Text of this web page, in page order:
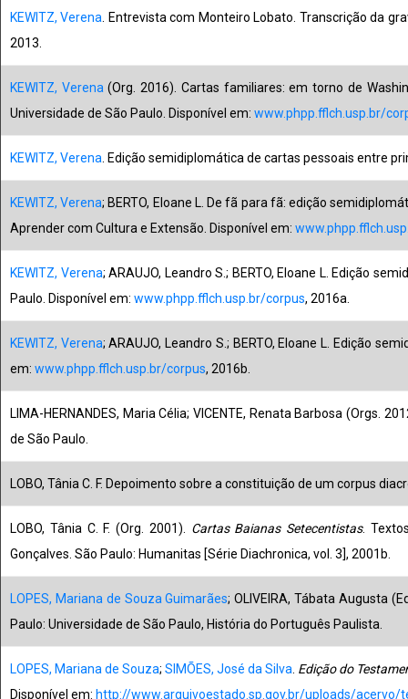
KEWITZ, Verena. Entrevista com Monteiro Lobato. Transcrição da
2013.
KEWITZ, Verena(Org. 2016). Cartas familiares: em torno de
Universidade de São Paulo. Disponível em: www.phpp.fflch.usp.br/
KEWITZ, Verena. Edição semidiplomática de cartas pessoais entre
KEWITZ, Verena; BERTO, Eloane L. De fã para fã: edição
Aprender com Cultura e Extensão. Disponível em:
KEWITZ, Verena; ARAUJO, Leandro S.; BERTO, Eloane L. Edição
Paulo. Disponível em: www.phpp.fflch.usp.br/corpus, 2016a.
KEWITZ, Verena; ARAUJO, Leandro S.; BERTO, Eloane L. Edição
em: www.phpp.fflch.usp.br/corpus, 2016b.
LIMA-HERNANDES, Maria Célia; VICENTE, Renata Barbosa (Orgs.
de São Paulo.
LOBO, Tânia C. F. Depoimento sobre a constituição de um corpus
LOBO, Tânia C. F. (Org. 2001). Cartas Baianas Setecentistas.
Gonçalves. São Paulo: Humanitas [Série Diachronica, vol. 3], 2001b.
LOPES, Mariana de Souza Guimarães; OLIVEIRA, Tábata Augusta
Paulo: Universidade de São Paulo, História do Português Paulista.
LOPES, Mariana de Souza; SIMÕES, José da Silva. Edição do
Disponível em: http://www.arquivoestado.sp.gov.br/uploads/